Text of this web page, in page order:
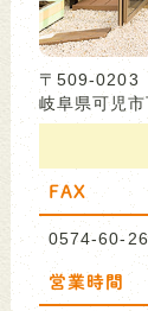
〒509-0203
岐阜県可児
FAX
0574-60-
営業時間